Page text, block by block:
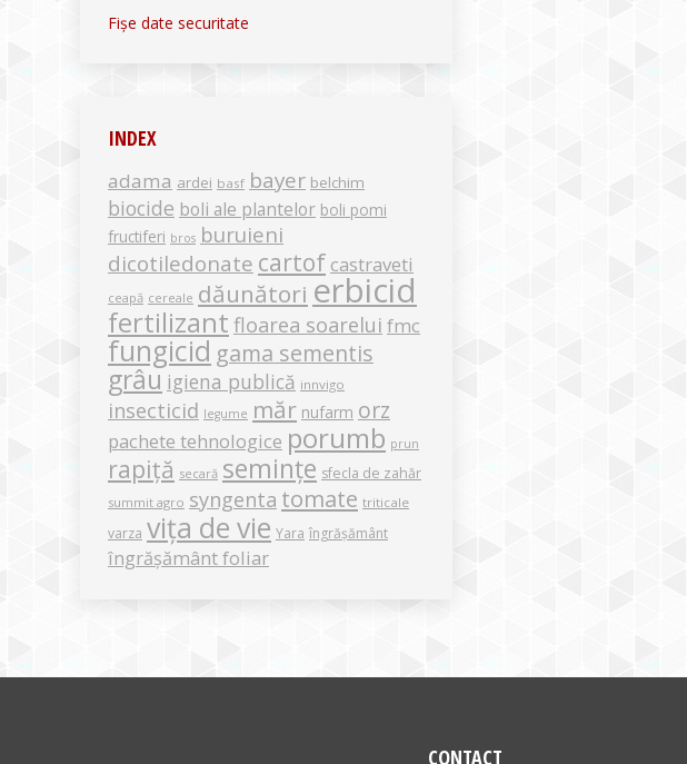
Fișe date securitate
INDEX
adama ardei basf bayer belchim
biocide boli ale plantelor boli pomi
fructiferi bros buruieni
dicotiledonate cartof castraveti
ceapă cereale dăunători erbicid
fertilizant floarea soarelui fmc
fungicid gama sementis
grâu igiena publică innvigo
insecticid legume măr nufarm orz
pachete tehnologice porumb prun
rapiță secară semințe sfecla de zahăr
summit agro syngenta tomate triticale
varza vița de vie Yara îngrășământ
îngrășământ foliar
CONTACT